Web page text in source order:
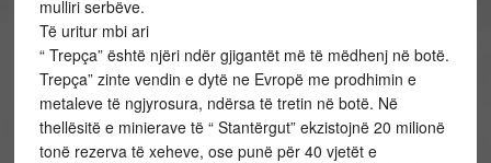
mulliri serbëve.
Të uritur mbi ari
“ Trepça” është njëri ndër gjigantët më të mëdhenj në botë.
Trepça” zinte vendin e dytë ne Evropë me prodhimin e
metaleve të ngjyrosura, ndërsa të tretin në botë. Në
thellësitë e minierave të “ Stantërgut” ekzistojnë 20 milionë
tonë rezerva të xeheve, ose punë për 40 vjetët e